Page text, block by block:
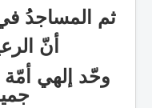
ثم المساجدُ
أنّ
وحّد إلهي